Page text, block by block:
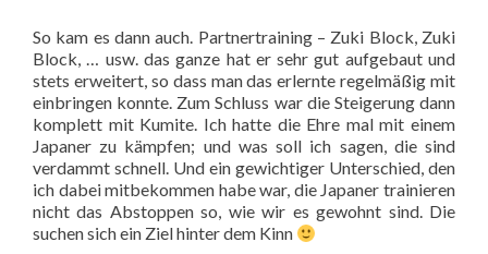
So kam es dann auch. Partnertraining – Zuki Block, Zuki
Block, … usw. das ganze hat er sehr gut aufgebaut und
stets erweitert, so dass man das erlernte regelmäßig mit
einbringen konnte. Zum Schluss war die Steigerung dann
komplett mit Kumite. Ich hatte die Ehre mal mit einem
Japaner zu kämpfen; und was soll ich sagen, die sind
verdammt schnell. Und ein gewichtiger Unterschied, den
ich dabei mitbekommen habe war, die Japaner trainieren
nicht das Abstoppen so, wie wir es gewohnt sind. Die
suchen sich ein Ziel hinter dem Kinn